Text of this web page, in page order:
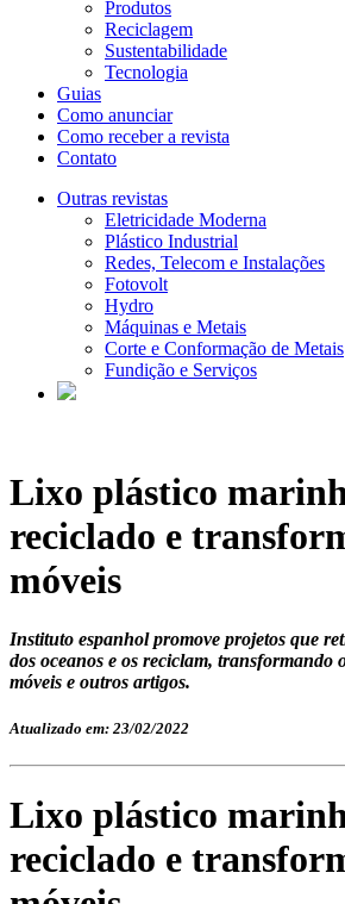
Produtos
Reciclagem
Sustentabilidade
Tecnologia
Guias
Como anunciar
Como receber a revista
Contato
Outras revistas
Eletricidade Moderna
Plástico Industrial
Redes, Telecom e Instalações
Fotovolt
Hydro
Máquinas e Metais
Corte e Conformação de Metais
Fundição e Serviços
Lixo plástico
reciclado e
móveis
Instituto espanhol promove projetos que
dos oceanos e os reciclam, transformando
móveis e outros artigos.
Atualizado em: 23/02/2022
Lixo plástico
reciclado e